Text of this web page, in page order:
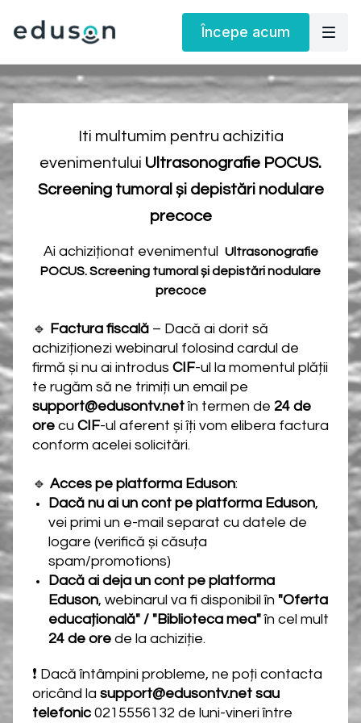
Începe acum
Iti multumim pentru achizitia
evenimentului Ultrasonografie POCUS.
Screening tumoral și depistări nodulare
precoce
Ai achiziționat evenimentul Ultrasonografie
POCUS. Screening tumoral și depistări nodulare
precoce
🔹 Factura fiscală – Dacă ai dorit să
achiziționezi webinarul folosind cardul de
firmă și nu ai introdus CIF-ul la momentul plății
te rugăm să ne trimiți un email pe
support@edusontv.netîn termen de 24 de
ore cu CIF-ul aferent și îți vom elibera factura
conform acelei solicitări.
🔹 Acces pe platforma Eduson:
Dacă nu ai un cont pe platforma Eduson,
vei primi un e-mail separat cu datele de
logare (verifică și căsuța
spam/promotions)
Dacă ai deja un cont pe platforma
Eduson, webinarul va fi disponibil în "Oferta
educațională" / "Biblioteca mea"în cel mult
24 de ore de la achiziție.
❗ Dacă întâmpini probleme, ne poți contacta
oricând la support@edusontv.net sau
telefonic0215556132 de luni-vineri între